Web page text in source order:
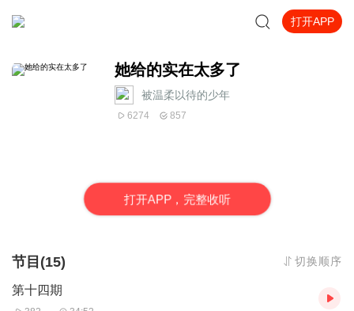
打开APP
她给的实在太多了
被温柔以待的少年
6274 857
打开APP，完整收听
节目(15) 切换顺序
第十四期